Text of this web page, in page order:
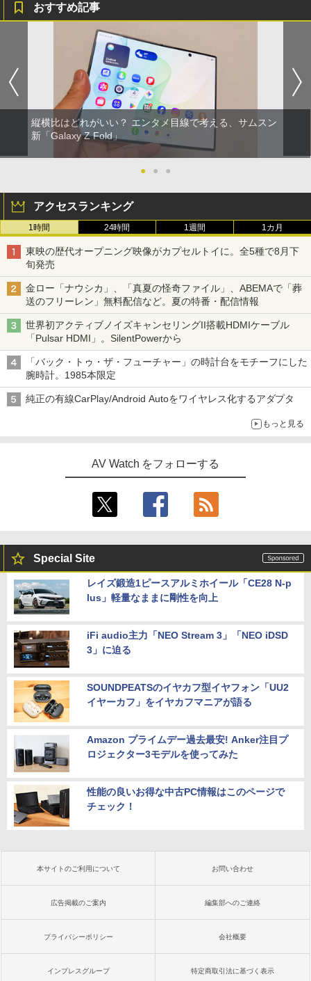
おすすめ記事
縦横比はどれがいい？ エンタメ目線で考える、サムスン
新「Galaxy Z Fold」
● ● ●
アクセスランキング
1時間 24時間 1週間 1カ月
東映の歴代オープニング映像がカプセルトイに。全5種で8月下
旬発売
金ロー「ナウシカ」、「真夏の怪奇ファイル」、ABEMAで「葬
送のフリーレン」無料配信など。夏の特番・配信情報
世界初アクティブノイズキャンセリングII搭載HDMIケーブル
「Pulsar HDMI」。SilentPowerから
「バック・トゥ・ザ・フューチャー」の時計台をモチーフにした
腕時計。1985本限定
純正の有線CarPlay/Android Autoをワイヤレス化するアダプタ
もっと見る
AV Watch をフォローする
Special Site
レイズ鍛造1ピースアルミホイール「CE28 N-p
lus」軽量なままに剛性を向上
iFi audio主力「NEO Stream 3」「NEO iDSD
3」に迫る
SOUNDPEATSのイヤカフ型イヤフォン「UU2
イヤーカフ」をイヤカフマニアが語る
Amazon プライムデー過去最安! Anker注目プ
ロジェクター3モデルを使ってみた
性能の良いお得な中古PC情報はこのページで
チェック！
本サイトのご利用について お問い合わせ
広告掲載のご案内 編集部へのご連絡
プライバシーポリシー 会社概要
インプレスグループ 特定商取引法に基づく表示